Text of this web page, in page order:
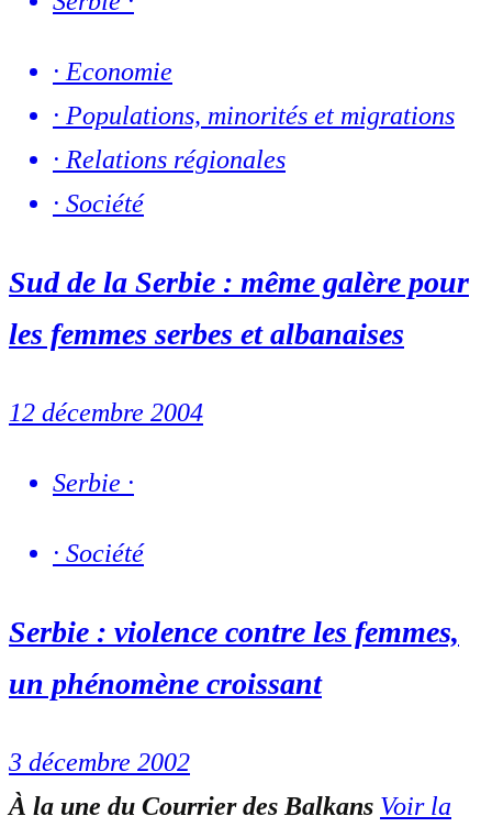
· Economie
· Populations, minorités et migrations
· Relations régionales
· Société
Sud de la Serbie : même galère pour
les femmes serbes et albanaises
12 décembre 2004
Serbie ·
· Société
Serbie : violence contre les femmes,
un phénomène croissant
3 décembre 2002
À la une du Courrier des Balkans Voir la